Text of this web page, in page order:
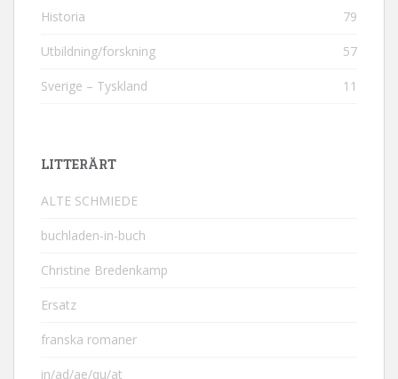
Historia 79
Utbildning/forskning 57
Sverige – Tyskland 11
LITTERÄRT
ALTE SCHMIEDE
buchladen-in-buch
Christine Bredenkamp
Ersatz
franska romaner
in/ad/ae/qu/at